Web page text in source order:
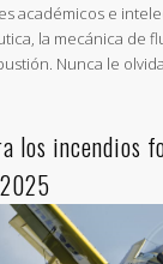
académicos e
la mecánica de
Nunca le
los incendios